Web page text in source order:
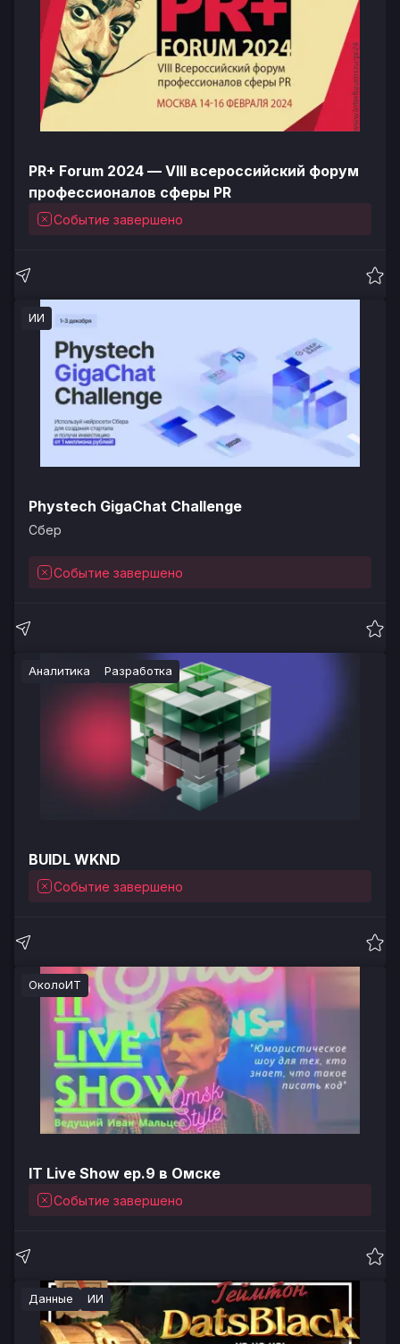
PR+ Forum 2024 — VIII всероссийский форум
профессионалов сферы PR
Событие завершено
ИИ
Phystech GigaChat Challenge
Сбер
Событие завершено
Аналитика Разработка
BUIDL WKND
Событие завершено
ОколоИТ
IT Live Show ep.9 в Омске
Событие завершено
Данные ИИ